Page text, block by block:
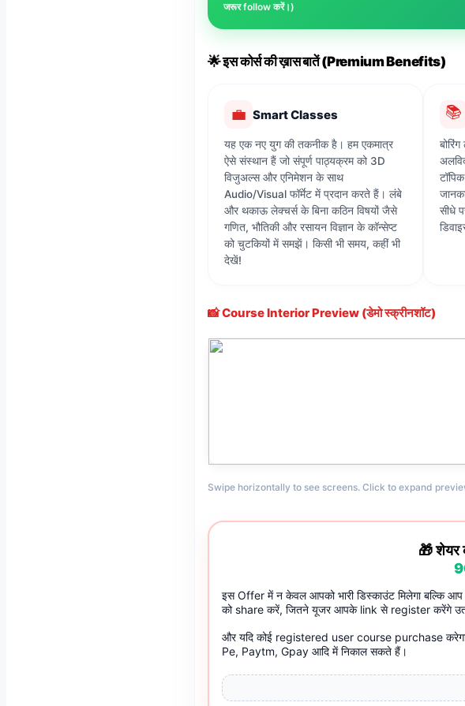
जरूर follow करें।)
🌟 इस कोर्स की ख़ास बातें (Premium Benefits)
💼 Smart Classes
यह एक नए युग की तकनीक है। हम एकमात्र
ऐसे संस्थान हैं जो संपूर्ण पाठ्यक्रम को 3D
विजुअल्स और एनिमेशन के साथ
Audio/Visual फॉर्मेट में प्रदान करते हैं। लंबे
और थकाऊ लेक्चर्स के बिना कठिन विषयों जैसे
गणित, भौतिकी और रसायन विज्ञान के कॉन्सेप्ट
को चुटकियों में समझें। किसी भी समय, कहीं भी
देखें!
📚
सीधे
📸 Course Interior Preview (डेमो स्क्रीनशॉट)
Swipe horizontally to see screens. Click to expand
🎁
इस Offer में न केवल आपको भारी डिस्काउंट मिलेगा बल्कि
को share करें, जितने यूजर आपके link से register करेंगे
और यदि कोई registered user course purchase
Pe, Paytm, Gpay आदि में निकाल सकते हैं।